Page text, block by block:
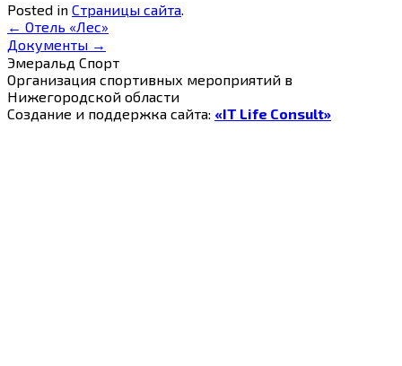
Posted in Страницы сайта.
← Отель «Лес»
Документы →
Эмеральд Спорт
Организация спортивных мероприятий в
Нижегородской области
Создание и поддержка сайта: «IT Life Consult»